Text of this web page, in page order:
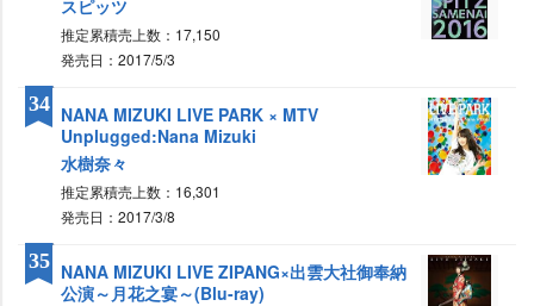
スピッツ
推定累積売上数：17,150
発売日：2017/5/3
NANA MIZUKI LIVE PARK × MTV
Unplugged:Nana Mizuki
水樹奈々
推定累積売上数：16,301
発売日：2017/3/8
34
NANA MIZUKI LIVE ZIPANG×出雲大社御奉納
公演～月花之宴～(Blu-ray)
35